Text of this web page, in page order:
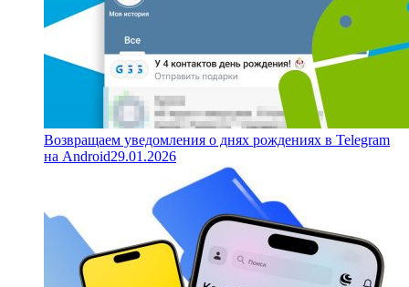
Возвращаем уведомления о днях рождениях в Telegram
на Android29.01.2026